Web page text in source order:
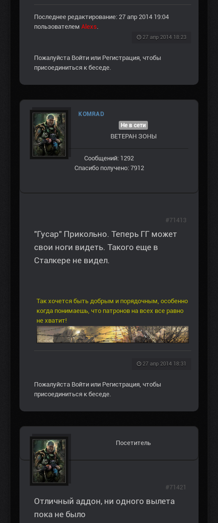
Последнее редактирование: 27 апр 2014 19:04
пользователем Alexs
27 апр 2014 18:23
Пожалуйста Войти или Регистрация , чтобы
присоединиться к беседе.
KOMRAD
Не в сети
ВЕТЕРАН ЗOНЫ
Сообщений: 1292
Спасибо получено: 7912
"Гусар" Прикольно. Теперь ГГ может
свои ноги видеть. Такого еще в
Сталкере не видел.
Так хочется быть добрым и порядочным, особенно
когда понимаешь, что патронов на всех все равно
не хватит!
27 апр 2014 18:31
#71413
Пожалуйста Войти или Регистрация , чтобы
присоединиться к беседе.
Посетитель
Отличный аддон, ни одного вылета
пока не было
#71421